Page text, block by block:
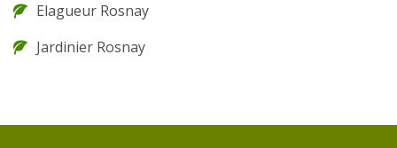
Elagueur Rosnay
Jardinier Rosnay